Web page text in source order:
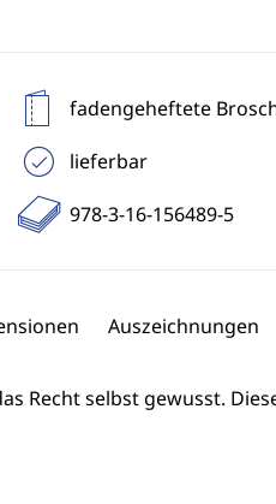
fadengeheftete
lieferbar
978-3-16-156489-5
Auszeichnungen
Recht selbst gewusst.